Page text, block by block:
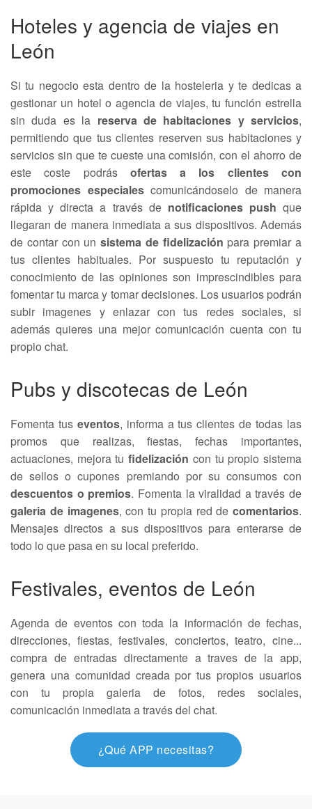
Hoteles y agencia de viajes en
León
Si tu negocio esta dentro de la hosteleria y te dedicas a
gestionar un hotel o agencia de viajes, tu función estrella
sin duda es la reserva de habitaciones y servicios,
permitiendo que tus clientes reserven sus habitaciones y
servicios sin que te cueste una comisión, con el ahorro de
este coste podrás ofertas a los clientes con
promociones especialescomunicándoselo de manera
rápida y directa a través denotificaciones push que
llegaran de manera inmediata a sus dispositivos. Además
de contar con unsistema de fidelización para premiar a
tus clientes habituales. Por suspuesto tu reputación y
conocimiento de las opiniones son imprescindibles para
fomentar tu marca y tomar decisiones. Los usuarios podrán
subir imagenes y enlazar con tus redes sociales, si
además quieres una mejor comunicación cuenta con tu
propio chat.
Pubs y discotecas de León
Fomenta tus eventos, informa a tus clientes de todas las
promos que realizas, fiestas, fechas importantes,
actuaciones, mejora tufidelización con tu propio sistema
de sellos o cupones premiando por su consumos con
descuentos o premios. Fomenta la viralidad a través de
galeria de imagenes, con tu propia red de comentarios.
Mensajes directos a sus dispositivos para enterarse de
todo lo que pasa en su local preferido.
Festivales, eventos de León
Agenda de eventos con toda la información de fechas,
direcciones, fiestas, festivales, conciertos, teatro, cine...
compra de entradas directamente a traves de la app,
genera una comunidad creada por tus propios usuarios
con tu propia galeria de fotos, redes sociales,
comunicación inmediata a través del chat.
¿Qué APP necesitas?